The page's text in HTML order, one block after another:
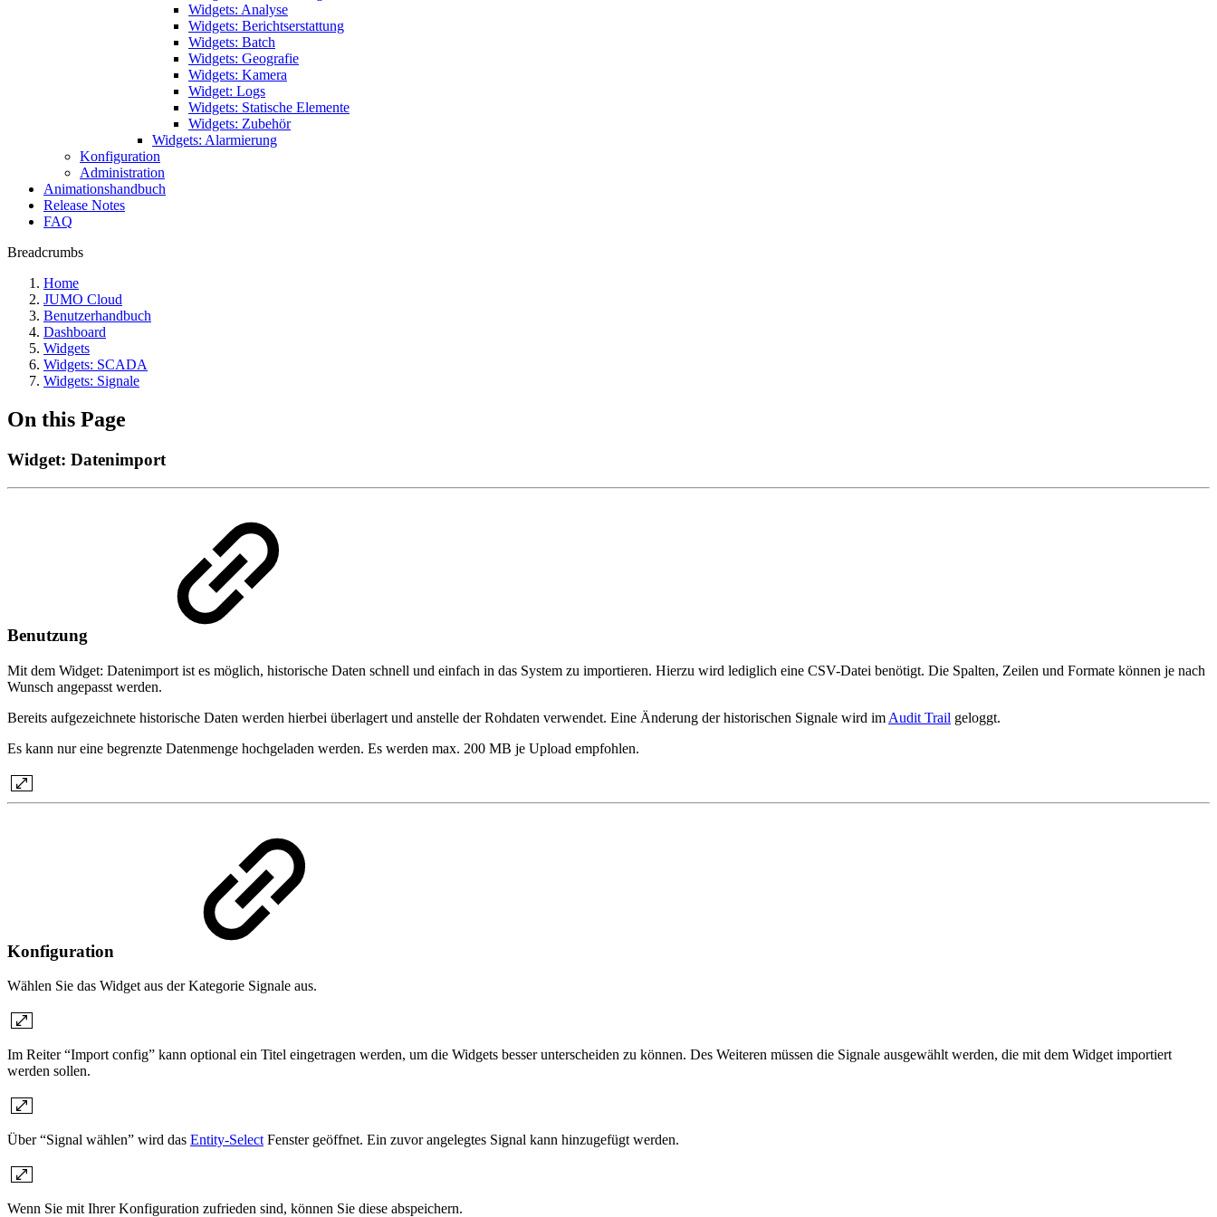
Widgets: Analyse
Widgets: Berichtserstattung
Widgets: Batch
Widgets: Geografie
Widgets: Kamera
Widget: Logs
Widgets: Statische Elemente
Widgets: Zubehör
Widgets: Alarmierung
Konfiguration
Administration
Animationshandbuch
Release Notes
FAQ
Breadcrumbs
Home
JUMO Cloud
Benutzerhandbuch
Dashboard
Widgets
Widgets: SCADA
Widgets: Signale
On this Page
Widget: Datenimport
Benutzung
Mit dem Widget: Datenimport ist es möglich, historische Daten schnell und einfach in das System zu importieren. Hierzu wird lediglich eine CSV-Datei benötigt. Die Spalten, Zeilen und Formate können je nach
Wunsch angepasst werden.
Bereits aufgezeichnete historische Daten werden hierbei überlagert und anstelle der Rohdaten verwendet. Eine Änderung der historischen Signale wird im Audit Trail geloggt.
Es kann nur eine begrenzte Datenmenge hochgeladen werden. Es werden max. 200 MB je Upload empfohlen.
Konfiguration
Wählen Sie das Widget aus der Kategorie Signale aus.
Im Reiter “Import config” kann optional ein Titel eingetragen werden, um die Widgets besser unterscheiden zu können. Des Weiteren müssen die Signale ausgewählt werden, die mit dem Widget importiert
werden sollen.
Über “Signal wählen” wird das Entity-SelectFenster geöffnet. Ein zuvor angelegtes Signal kann hinzugefügt werden.
Wenn Sie mit Ihrer Konfiguration zufrieden sind, können Sie diese abspeichern.